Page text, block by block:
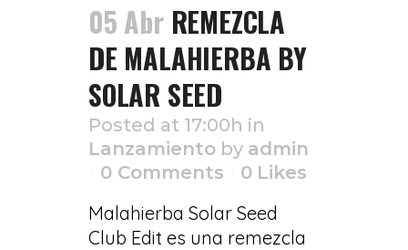
05 Abr REMEZCLA
DE MALAHIERBA BY
SOLAR SEED
Posted at 17:00h in
Lanzamiento by admin
0 Comments
0 Likes
Malahierba Solar Seed
Club Edit es una remezcla